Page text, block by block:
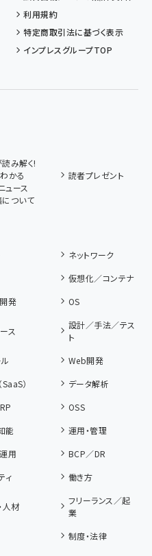
利用規約
特定商取引法に基づく表示
インプレスグループTOP
み解く!
かる
ュース
読者プレゼント
ついて
ネットワーク
仮想化／コンテナ
発 OS
ス
設計／手法／テス
ト
Web開発
）
データ解析
OSS
能
運用・管理
用
BCP／DR
ィ 働き方
人材
フリーランス／起
業
制度・法律